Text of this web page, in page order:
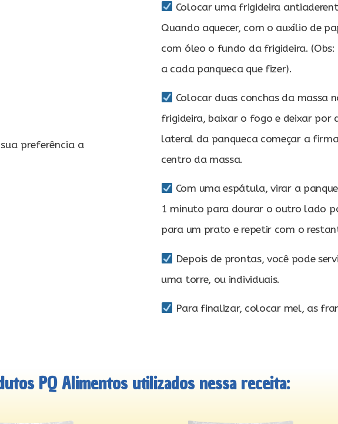
preferência a
Colocar uma frigideira
Quando aquecer, com o auxílio de
com óleo o fundo da frigideira. (Obs:
a cada panqueca que fizer).
Colocar duas conchas da massa
frigideira, baixar o fogo e deixar por
lateral da panqueca começar a
centro da massa.
Com uma espátula, virar a
1 minuto para dourar o outro lado
para um prato e repetir com o
Depois de prontas, você pode
uma torre, ou individuais.
Para finalizar, colocar mel, as
PQ Alimentos utilizados nessa receita: